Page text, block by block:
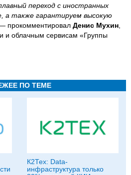
переход с иностранных
а также гарантируем высокую
прокомментировал Денис Мухин
и облачным сервисам «Группы
ПО ТЕМЕ
К2Тех: Data-
инфраструктура только